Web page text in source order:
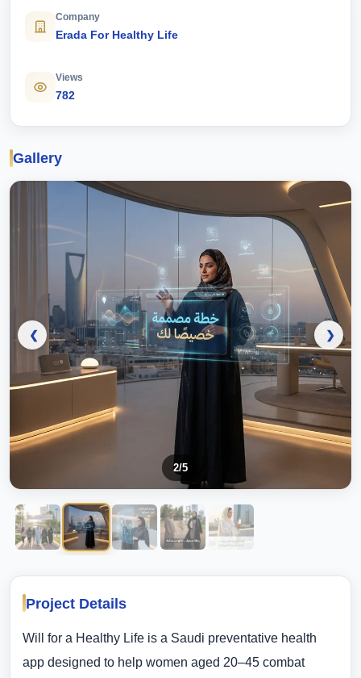
Company
Erada For Healthy Life
Views
782
Gallery
❮ ❯
2/5
Project Details
Will for a Healthy Life is a Saudi preventative health
app designed to help women aged 20–45 combat